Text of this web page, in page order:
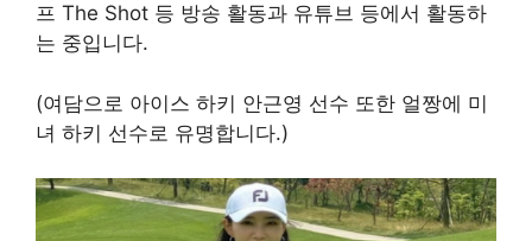
프 The Shot 등 방송 활동과 유튜브 등에서 활동하
는 중입니다.
(여담으로 아이스 하키 안근영 선수 또한 얼짱에 미
녀 하키 선수로 유명합니다.)